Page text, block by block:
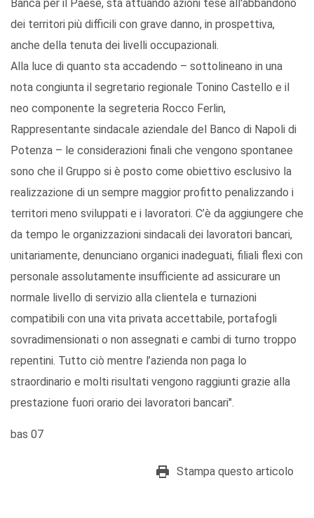
Banca per il Paese, sta attuando azioni tese all'abbandono
dei territori più difficili con grave danno, in prospettiva,
anche della tenuta dei livelli occupazionali.
Alla luce di quanto sta accadendo – sottolineano in una
nota congiunta il segretario regionale Tonino Castello e il
neo componente la segreteria Rocco Ferlin,
Rappresentante sindacale aziendale del Banco di Napoli di
Potenza – le considerazioni finali che vengono spontanee
sono che il Gruppo si è posto come obiettivo esclusivo la
realizzazione di un sempre maggior profitto penalizzando i
territori meno sviluppati e i lavoratori. C’è da aggiungere che
da tempo le organizzazioni sindacali dei lavoratori bancari,
unitariamente, denunciano organici inadeguati, filiali flexi con
personale assolutamente insufficiente ad assicurare un
normale livello di servizio alla clientela e turnazioni
compatibili con una vita privata accettabile, portafogli
sovradimensionati o non assegnati e cambi di turno troppo
repentini. Tutto ciò mentre l’azienda non paga lo
straordinario e molti risultati vengono raggiunti grazie alla
prestazione fuori orario dei lavoratori bancari".
bas 07
Stampa questo articolo